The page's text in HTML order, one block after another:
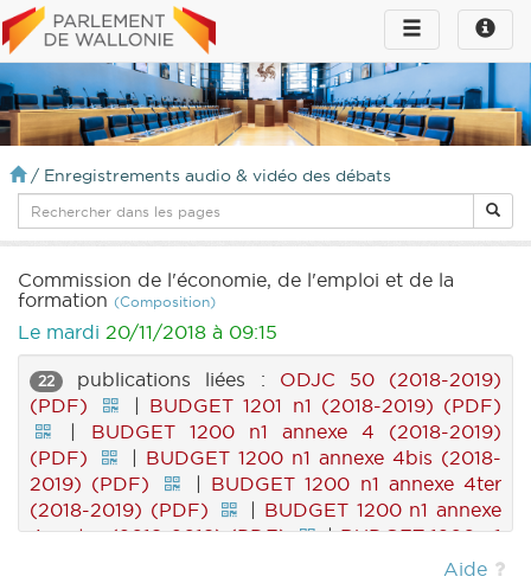
Toggle
infos
Toggle
navigation
/ Enregistrements audio & vidéo des débats
Commission de l'économie, de l'emploi et de la
formation (Composition)
Le mardi 20/11/2018 à 09:15
22 publications liées : ODJC 50 (2018-2019)
(PDF)
| BUDGET 1201 n1 (2018-2019) (PDF)
| BUDGET 1200 n1 annexe 4 (2018-2019)
(PDF)
| BUDGET 1200 n1 annexe 4bis (2018-
2019) (PDF)
| BUDGET 1200 n1 annexe 4ter
(2018-2019) (PDF)
| BUDGET 1200 n1 annexe
4quater (2018-2019) (PDF)
|BUDGET 1200 n1
|
Aide